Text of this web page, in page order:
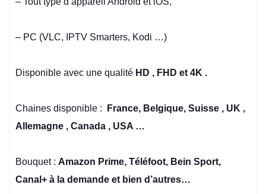
– PC (VLC, IPTV Smarters, Kodi …)
Disponible avec une qualité HD , FHD et 4K .
Chaines disponible :
France, Belgique, Suisse , UK ,
Allemagne , Canada , USA …
Bouquet : Amazon Prime, Téléfoot, Bein Sport,
Canal+ à la demande et bien d’autres…